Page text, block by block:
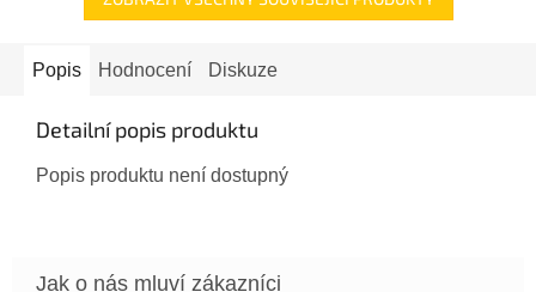
Popis Hodnocení Diskuze
Detailní popis produktu
Popis produktu není dostupný